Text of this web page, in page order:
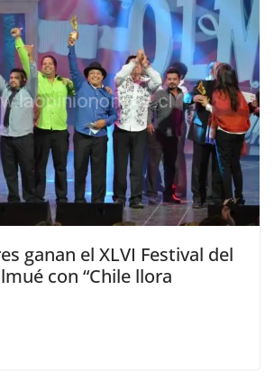
ganan el XLVI Festival del
con “Chile llora